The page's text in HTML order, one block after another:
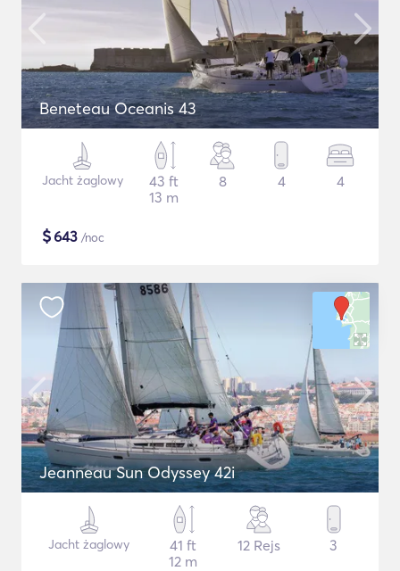
Beneteau Oceanis 43
Jacht żaglowy
43 ft
13 m
8 4 4
$643 /noc
Jeanneau Sun Odyssey 42i
Jacht żaglowy
41 ft
12 m
12 Rejs 3